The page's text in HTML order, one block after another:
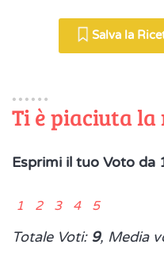
Salva la
Ti è piaciuta
Esprimi il tuo Voto da
1 2 3 4 5
Totale Voti: 9, Media